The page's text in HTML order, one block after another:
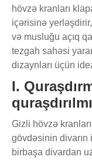
hövzə kranları
içərisinə
və musluğu açıq
tezgah sahəsi
dizaynları üçün
I.
Gizli hövzə
gövdəsinin divarın
birbaşa divardan